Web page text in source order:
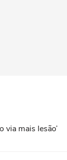
via mais lesão’